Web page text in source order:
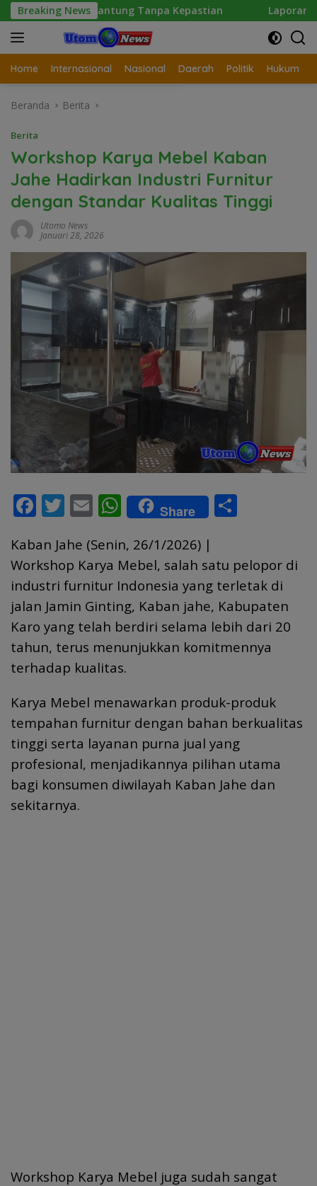
Langsung
ke
konten
Breaking News
Tanpa Kepastian Laporan Wartawan Terkait
Home Internasional Nasional Daerah Politik Hukum
Beranda Berita
Berita
Workshop Karya Mebel Kaban
Jahe Hadirkan Industri Furnitur
dengan Standar Kualitas Tinggi
Utomo News
Januari 28, 2026
F
e
b
o
o
k
T
itt
er
E
ai
l
W
h
at
s
A
p
p
Share
e
Kaban Jahe (Senin, 26/1/2026) |
Workshop Karya Mebel, salah satu pelopor di
industri furnitur Indonesia yang terletak di
jalan Jamin Ginting, Kaban jahe, Kabupaten
Karo yang telah berdiri selama lebih dari 20
tahun, terus menunjukkan komitmennya
terhadap kualitas.
Karya Mebel menawarkan produk-produk
tempahan furnitur dengan bahan berkualitas
tinggi serta layanan purna jual yang
profesional, menjadikannya pilihan utama
bagi konsumen diwilayah Kaban Jahe dan
sekitarnya.
Workshop Karya Mebel juga sudah sangat